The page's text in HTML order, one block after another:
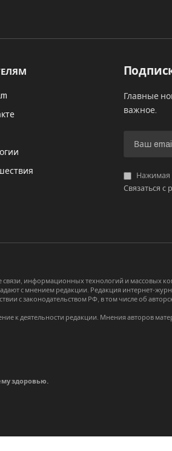
Главные
важное.
Нажимая
Связаться с
связи, информационных технологий и массовых
с мнением редакции. Редакция интернет-
с законодательством РФ, в том числе об
к деятельности редакции. Мнения авторов
здоровью.